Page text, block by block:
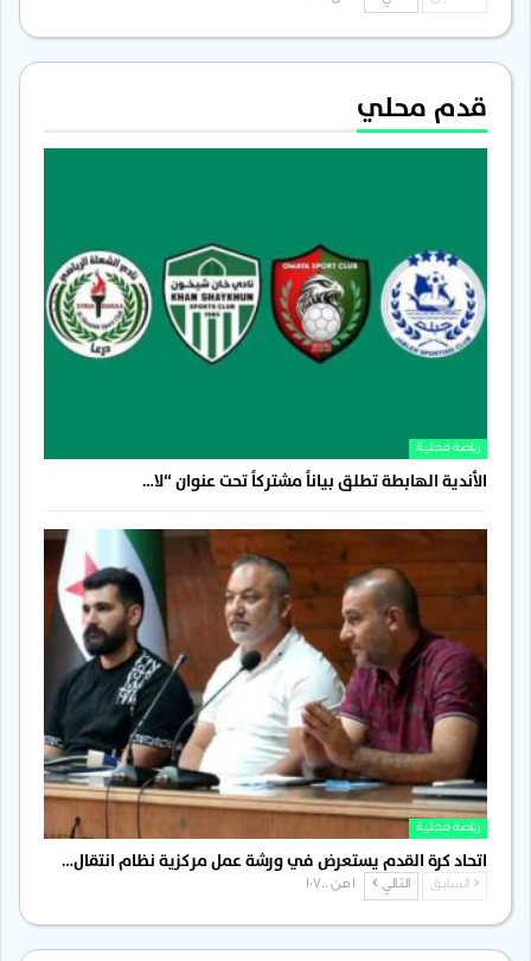
قدم محلي
رياضة محلية
الأندية الهابطة تطلق بياناً مشتركاً تحت عنوان “لا…
رياضة محلية
اتحاد كرة القدم يستعرض في ورشة عمل مركزية نظام انتقال…
السابق التالي